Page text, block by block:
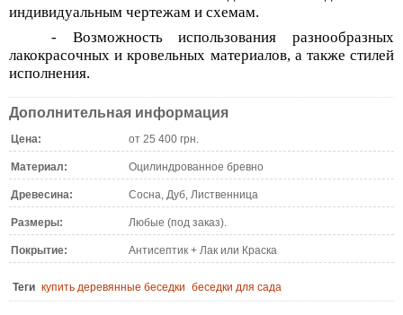
индивидуальным чертежам и схемам.
- Возможность использования разнообразных
лакокрасочных и кровельных материалов, а также стилей
исполнения.
Дополнительная информация
Цена: от 25 400 грн.
Материал: Оцилиндрованное бревно
Древесина: Сосна, Дуб, Лиственница
Размеры: Любые (под заказ).
Покрытие: Антисептик + Лак или Краска
Теги купить деревянные беседки беседки для сада